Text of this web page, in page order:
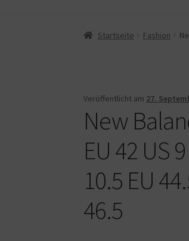
Start Cookie-Richtlinie
Startseite Fashion
Veröffentlicht am 27.
New
EU 42 US
10.5 EU
46.5